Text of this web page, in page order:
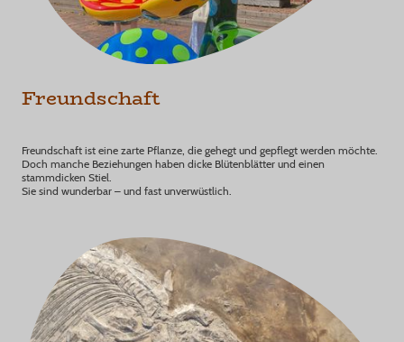
Freundschaft
Freundschaft ist eine zarte Pflanze, die gehegt und gepflegt werden möchte.
Doch manche Beziehungen haben dicke Blütenblätter und einen
stammdicken Stiel.
Sie sind wunderbar – und fast unverwüstlich.